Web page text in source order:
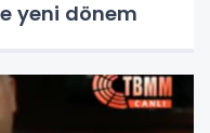
yeni dönem